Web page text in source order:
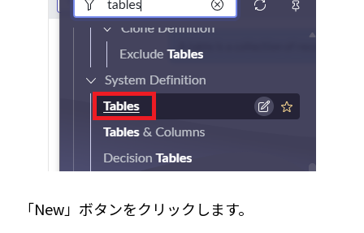
「New」ボタンをクリックします。